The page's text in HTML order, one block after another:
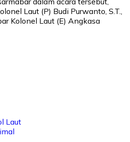
Laut (P) Budi Purwanto, S.T.,
Kolonel Laut (E) Angkasa